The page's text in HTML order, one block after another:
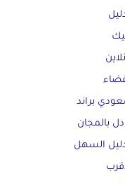
براند
بالمجان
السهل